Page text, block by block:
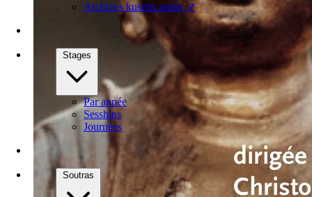
Archives kusens audio ↗
Stages
Par année
Sesshins
Journées
Soutras